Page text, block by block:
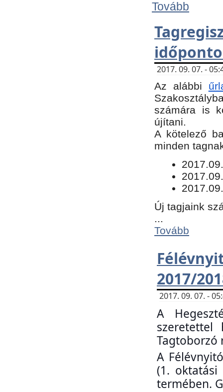
Tovább
2017. 09. 07. -
Az alábbi
számára is
újítani.
​A kötelező
minden
Új tagjaink
Tovább
2017/
2017. 09. 07. -
A
Tagtoborzó
A
(1. oktatási
termében.